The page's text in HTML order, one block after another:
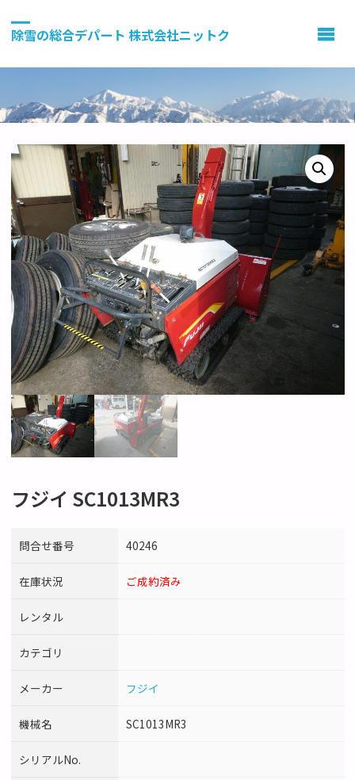
除雪の総合デパート 株式会社ニットク
フジイ SC1013MR3
問合せ番号 40246
在庫状況 ご成約済み
レンタル
カテゴリ
メーカー フジイ
機械名 SC1013MR3
シリアルNo.